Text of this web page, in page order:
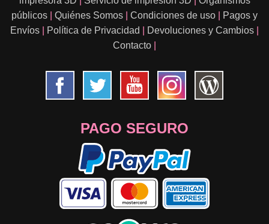
públicos
Quiénes Somos Condiciones de uso
Pagos y
Envíos
Política de Privacidad Devoluciones y Cambios
Contacto
PAGO SEGURO